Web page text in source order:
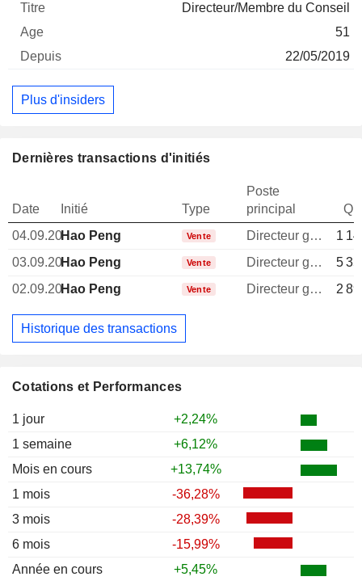
Cotations et Performances
1 jour
+2,24%
1 semaine
+6,12%
Mois en cours
+13,74%
1 mois
-36,28%
3 mois
-28,39%
6 mois
-15,99%
Année en cours
+5,45%
Directeur/Membre du Conseil
51
22/05/2019
Plus d'insiders
Dernières transactions d'initiés
Date Initié Type
Poste
principal
04.09.20Hao Peng Vente Directeur general
1
03.09.20Hao Peng Vente Directeur general
5
02.09.20Hao Peng Vente Directeur general 2
Historique des transactions